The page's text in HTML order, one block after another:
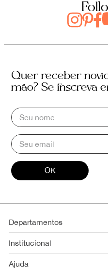
Quer receber
mão? Se inscreva
OK
Departamentos
Institucional
Ajuda